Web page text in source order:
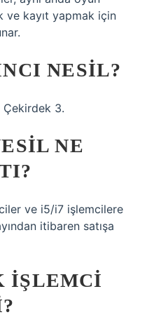
ve kayıt yapmak için
NESIL?
3.
NE
ve i5/i7 işlemcilere
itibaren satışa
IŞLEMCI